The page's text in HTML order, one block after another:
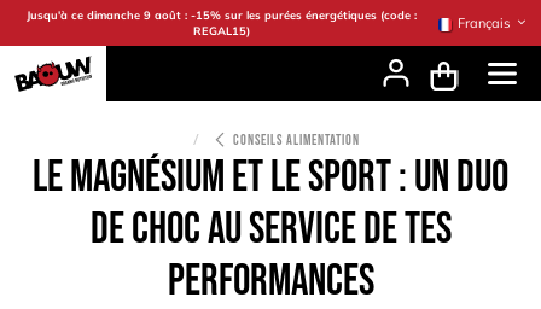
Se rendre au contenu
Jusqu'à ce dimanche 9 août : -15% sur les purées énergétiques (code :
REGAL15)
Français
CONSEILS ALIMENTATION
Le magnésium et le sport : un duo
de choc au service de tes
performances